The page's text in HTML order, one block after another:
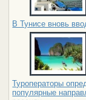
В Тунисе вновь
Туроператоры
популярные